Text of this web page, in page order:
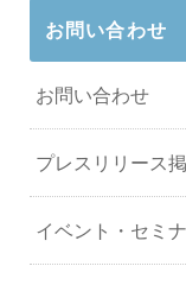
お問い合わせ
お問い合わせ
プレスリリース
イベント・セミ